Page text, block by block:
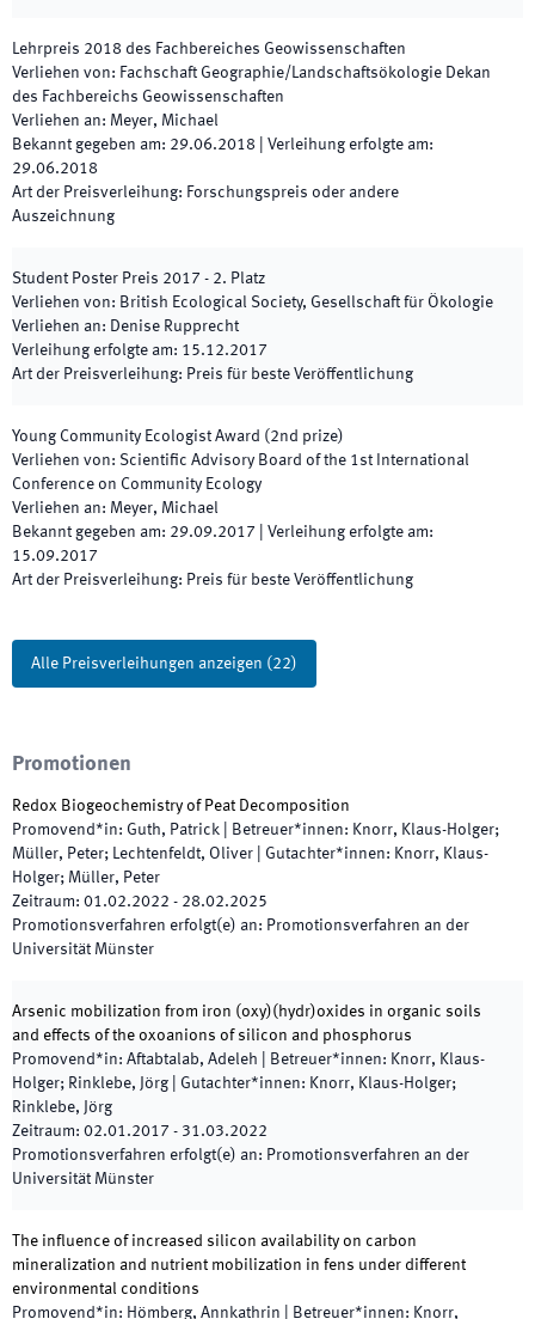
Lehrpreis 2018 des Fachbereiches Geowissenschaften
Verliehen von: Fachschaft Geographie/Landschaftsökologie Dekan
des Fachbereichs Geowissenschaften
Verliehen an: Meyer, Michael
Bekannt gegeben am: 29.06.2018 Verleihung erfolgte am:
29.06.2018
Art der Preisverleihung: Forschungspreis oder andere
Auszeichnung
Student Poster Preis 2017 - 2. Platz
Verliehen von: British Ecological Society, Gesellschaft für Ökologie
Verliehen an: Denise Rupprecht
Verleihung erfolgte am: 15.12.2017
Art der Preisverleihung: Preis für beste Veröffentlichung
Young Community Ecologist Award (2nd prize)
Verliehen von: Scientific Advisory Board of the 1st International
Conference on Community Ecology
Verliehen an: Meyer, Michael
Bekannt gegeben am: 29.09.2017 Verleihung erfolgte am:
15.09.2017
Art der Preisverleihung: Preis für beste Veröffentlichung
Alle Preisverleihungen anzeigen (22)
Promotionen
Redox Biogeochemistry of Peat Decomposition
Promovend*in: Guth, Patrick Betreuer*innen: Knorr, Klaus-Holger;
Müller, Peter; Lechtenfeldt, Oliver
Gutachter*innen: Knorr, Klaus-
Holger; Müller, Peter
Zeitraum: 01.02.2022 - 28.02.2025
Promotionsverfahren erfolgt(e) an: Promotionsverfahren an der
Universität Münster
Arsenic mobilization from iron (oxy)(hydr)oxides in organic soils
and effects of the oxoanions of silicon and phosphorus
Promovend*in: Aftabtalab, Adeleh Betreuer*innen: Knorr, Klaus-
Holger; Rinklebe, Jörg
Gutachter*innen: Knorr, Klaus-Holger;
Rinklebe, Jörg
Zeitraum: 02.01.2017 - 31.03.2022
Promotionsverfahren erfolgt(e) an: Promotionsverfahren an der
Universität Münster
The influence of increased silicon availability on carbon
mineralization and nutrient mobilization in fens under different
environmental conditions
Promovend*in: Hömberg, Annkathrin Betreuer*innen: Knorr,